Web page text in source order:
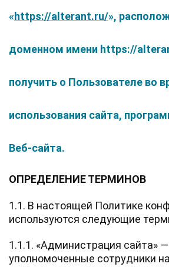
«https://alterant.ru/»,
доменном имени https://
получить о Пользователе во
использования сайта,
Веб-сайта.
ОПРЕДЕЛЕНИЕ ТЕРМИНОВ
1.1. В настоящей Политике
используются следующие
1.1.1. «Администрация сайта» —
уполномоченные сотрудники